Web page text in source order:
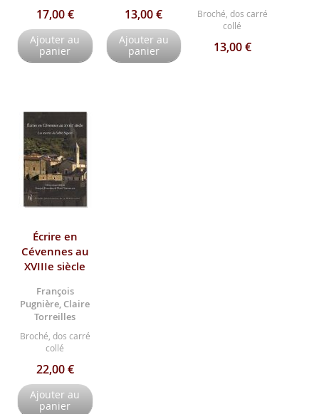
17,00 €
Ajouter au
panier
13,00 €
Ajouter au
panier
Broché, dos carré
collé
13,00 €
Écrire en
Cévennes au
XVIIIe siècle
François
Pugnière, Claire
Torreilles
Broché, dos carré
collé
22,00 €
Ajouter au
panier